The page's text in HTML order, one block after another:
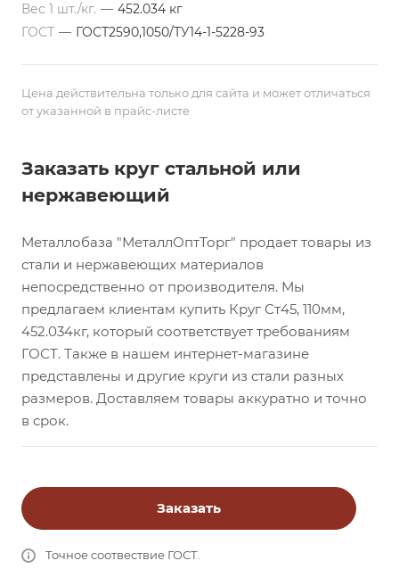
Вес 1 шт./кг. — 452.034 кг
ГОСТ — ГОСТ2590,1050/ТУ14-1-5228-93
Цена действительна только для сайта и может отличаться
от указанной в прайс-листе
Заказать круг стальной или
нержавеющий
Металлобаза "МеталлОптТорг" продает товары из
стали и нержавеющих материалов
непосредственно от производителя. Мы
предлагаем клиентам купить Круг Ст45, 110мм,
452.034кг, который соответствует требованиям
ГОСТ. Также в нашем интернет-магазине
представлены и другие круги из стали разных
размеров. Доставляем товары аккуратно и точно
в срок.
Заказать
Точное соотвествие ГОСТ.